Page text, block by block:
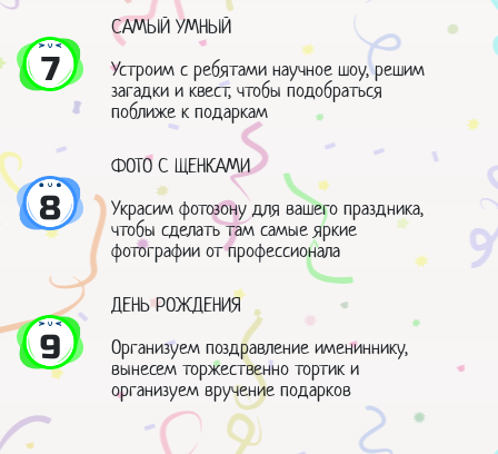
7
САМЫЙ УМНЫЙ
Устроим с ребятами научное шоу, решим
загадки и квест, чтобы подобраться
поближе к подаркам
8
ФОТО С ЩЕНКАМИ
Украсим фотозону для вашего праздника,
чтобы сделать там самые яркие
фотографии от профессионала
9
ДЕНЬ РОЖДЕНИЯ
Организуем поздравление имениннику,
вынесем торжественно тортик и
организуем вручение подарков